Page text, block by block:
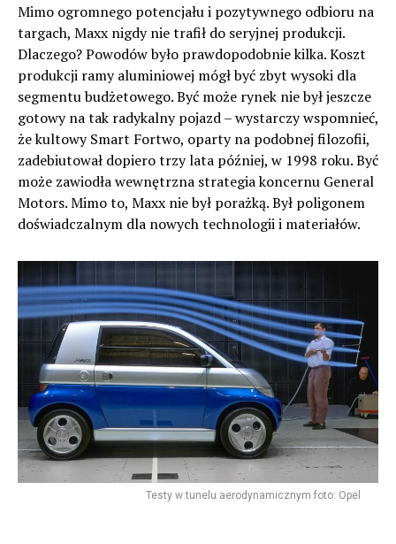
Mimo ogromnego potencjału i pozytywnego odbioru na
targach, Maxx nigdy nie trafił do seryjnej produkcji.
Dlaczego? Powodów było prawdopodobnie kilka. Koszt
produkcji ramy aluminiowej mógł być zbyt wysoki dla
segmentu budżetowego. Być może rynek nie był jeszcze
gotowy na tak radykalny pojazd – wystarczy wspomnieć,
że kultowy Smart Fortwo, oparty na podobnej filozofii,
zadebiutował dopiero trzy lata później, w 1998 roku. Być
może zawiodła wewnętrzna strategia koncernu General
Motors. Mimo to, Maxx nie był porażką. Był poligonem
doświadczalnym dla nowych technologii i materiałów.
Testy w tunelu aerodynamicznym foto: Opel